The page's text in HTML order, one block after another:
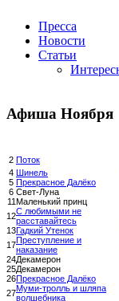
Пресса
Новости
Статьи
Афиша Ноября
2 Поток
4 Шинель
5 Прекрасное Далёко
6 Свет-Луна
11Маленький принц
12С любимыми не
расставайтесь
13Гадкий Утенок
17Преступление и
наказание
24Декамерон
25Декамерон
26Прекрасное Далёко
27Муми-тролль и шляпа
волшебника